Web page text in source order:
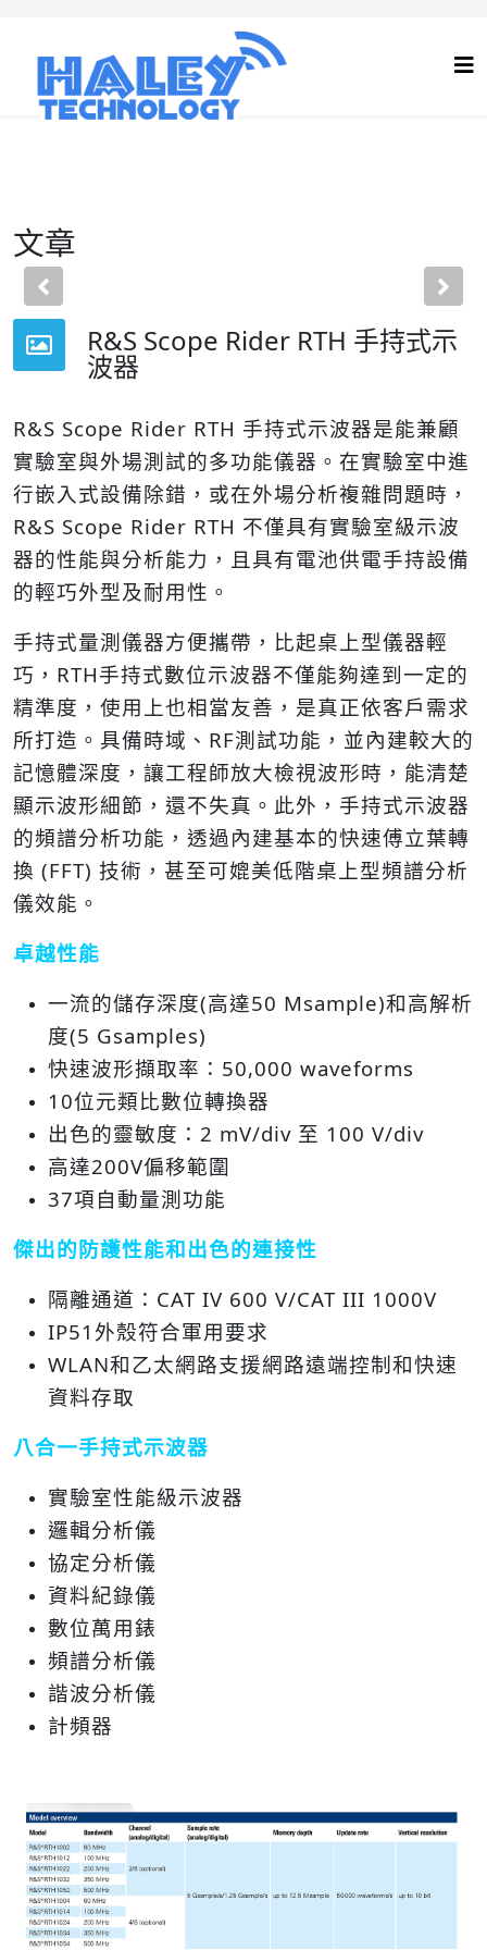
文章
Previous
R&S Scope Rider RTH 手持式示
波器
R&S Scope Rider RTH 手持式示波器是能兼顧
實驗室與外場測試的多功能儀器。在實驗室中進
行嵌入式設備除錯，或在外場分析複雜問題時，
R&S Scope Rider RTH 不僅具有實驗室級示波
器的性能與分析能力，且具有電池供電手持設備
的輕巧外型及耐用性。
手持式量測儀器方便攜帶，比起桌上型儀器輕
巧，RTH手持式數位示波器不僅能夠達到一定的
精準度，使用上也相當友善，是真正依客戶需求
所打造。具備時域、RF測試功能，並內建較大的
記憶體深度，讓工程師放大檢視波形時，能清楚
顯示波形細節，還不失真。此外，手持式示波器
的頻譜分析功能，透過內建基本的快速傅立葉轉
換 (FFT) 技術，甚至可媲美低階桌上型頻譜分析
儀效能。
卓越性能
一流的儲存深度(高達50 Msample)和高解析
度(5 Gsamples)
快速波形擷取率：50,000 waveforms
10位元類比數位轉換器
出色的靈敏度：2 mV/div 至 100 V/div
高達200V偏移範圍
37項自動量測功能
傑出的防護性能和出色的連接性
隔離通道：CAT IV 600 V/CAT III 1000V
IP51外殼符合軍用要求
WLAN和乙太網路支援網路遠端控制和快速
資料存取
八合一手持式示波器
實驗室性能級示波器
邏輯分析儀
協定分析儀
資料紀錄儀
數位萬用錶
頻譜分析儀
諧波分析儀
計頻器